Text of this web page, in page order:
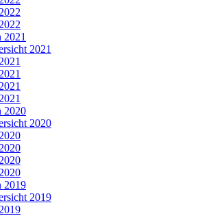
2021
2021
2020
2020
2019
2019